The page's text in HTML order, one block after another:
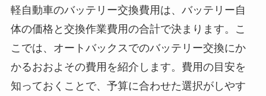
軽自動車のバッテリー交換費用は、バッテリー自
体の価格と交換作業費用の合計で決まります。こ
こでは、オートバックスでのバッテリー交換にか
かるおおよその費用を紹介します。費用の目安を
知っておくことで、予算に合わせた選択がしやす